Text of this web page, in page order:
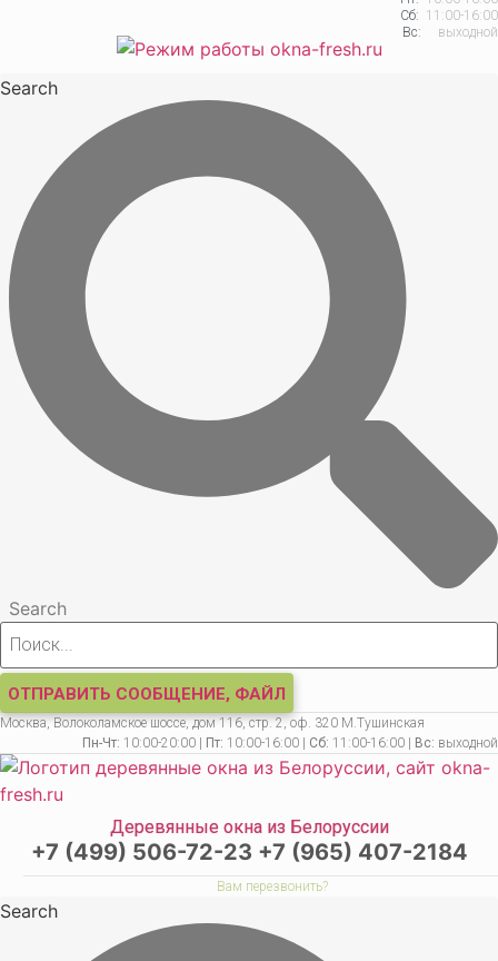
Сб: 11:00-16:00
Вс: выходной
Search
Search
ОТПРАВИТЬ СООБЩЕНИЕ, ФАЙЛ
Москва, Волоколамское шоссе, дом 116, стр. 2, оф. 320 М.Тушинская
Пн-Чт: 10:00-20:00 | Пт: 10:00-16:00 | Сб: 11:00-16:00 | Вс: выходной
Деревянные окна из Белоруссии
+7 (499) 506-72-23 +7 (965) 407-2184
Вам перезвонить?
Search